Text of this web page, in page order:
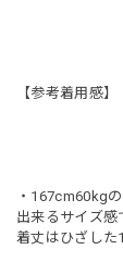
【参考着用感】
・167cm60kg
出来るサイズ感
着丈はひざした